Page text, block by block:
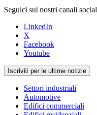
Seguici sui nostri canali social
LinkedIn
X
Facebook
Youtube
Iscriviti per le ultime notizie
Settori industriali
Automotive
Edifici commerciali